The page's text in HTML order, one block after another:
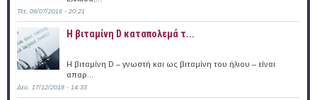
Τετ, 06/07/2016 - 20:21
Η βιταμίνη D καταπολεμά τ...
Η βιταμίνη D – γνωστή και ως βιταμίνη του ήλιου – είναι
απαρ...
Δευ, 17/12/2018 - 14:33